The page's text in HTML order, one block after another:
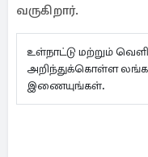
வருகிறார்.
உள்நாட்டு மற்றும்
அறிந்துக்கொள்ள
இணையுங்கள்.